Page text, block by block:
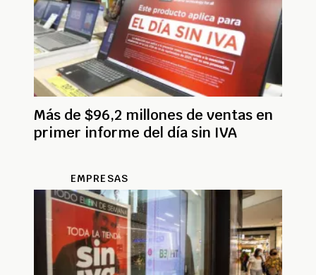
Más de $96,2 millones de ventas en
primer informe del día sin IVA
EMPRESAS